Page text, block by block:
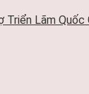
Triển Lãm Quốc